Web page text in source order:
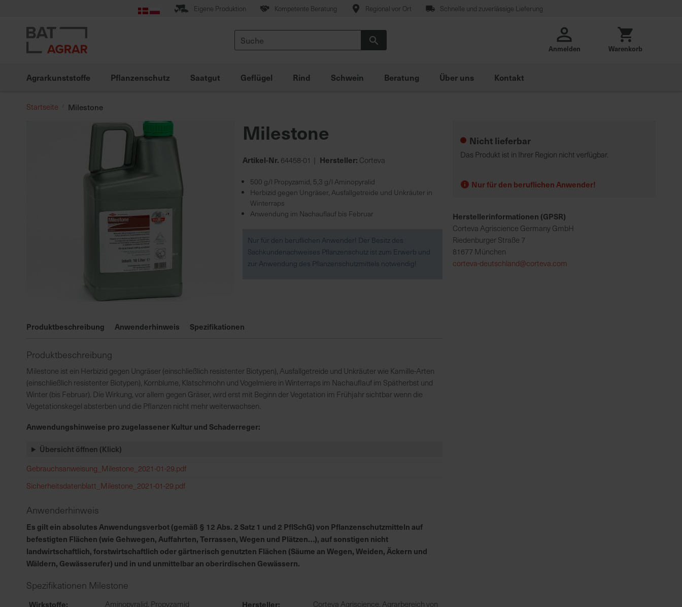
springen
Eigene Produktion Kompetente Beratung Regional vor Ort Schnelle und zuverlässige Lieferung
Suche
Anmelden Warenkorb
Agrarkunststoffe Pflanzenschutz Saatgut Geflügel Rind Schwein Beratung Über uns Kontakt
Startseite Milestone
der
springen
Milestone
Artikel-Nr. 64458-01 Hersteller: Corteva
500 g/l Propyzamid, 5,3 g/l Aminopyralid
Herbizid gegen Ungräser, Ausfallgetreide und Unkräuter in
Winterraps
Anwendung im Nachauflauf bis Februar
Nur für den beruflichen Anwender! Der Besitz des
Sachkundenachweises Pflanzenschutz ist zum Erwerb und
zur Anwendung des Pflanzenschutzmittels notwendig!
Produktbeschreibung Anwenderhinweis Spezifikationen
Produktbeschreibung
Milestone ist ein Herbizid gegen Ungräser (einschließlich resistenter Biotypen), Ausfallgetreide und Unkräuter wie Kamille-Arten
(einschließlich resistenter Biotypen), Kornblume, Klatschmohn und Vogelmiere in Winterraps im Nachauflauf im Spätherbst und
Winter (bis Februar). Die Wirkung, vor allem gegen Gräser, wird erst mit Beginn der Vegetation im Frühjahr sichtbar wenn die
Vegetationskegel absterben und die Pflanzen nicht mehr weiterwachsen.
Anwendungshinweise pro zugelassener Kultur und Schaderreger:
Übersicht öffnen (Klick)
Gebrauchsanweisung_Milestone_2021-01-29.pdf
Sicherheitsdatenblatt_Milestone_2021-01-29.pdf
Anwenderhinweis
Es gilt ein absolutes Anwendungsverbot (gemäß § 12 Abs. 2 Satz 1 und 2 PflSchG) von Pflanzenschutzmitteln auf
befestigten Flächen (wie Gehwegen, Auffahrten, Terrassen, Wegen und Plätzen…), auf sonstigen nicht
landwirtschaftlich, forstwirtschaftlich oder gärtnerisch genutzten Flächen (Säume an Wegen, Weiden, Äckern und
Wäldern, Gewässerufer) und in und unmittelbar an oberirdischen Gewässern.
Spezifikationen Milestone
Wirkstoffe Aminopyralid, Propyzamid Hersteller
Corteva Agriscience, Agrarbereich von
Nicht lieferbar
Das Produkt ist in Ihrer Region nicht verfügbar.
Nur für den beruflichen Anwender!
Herstellerinformationen (GPSR)
Corteva Agriscience Germany GmbH
Riedenburger Straße 7
81677 München
corteva-deutschland@corteva.com